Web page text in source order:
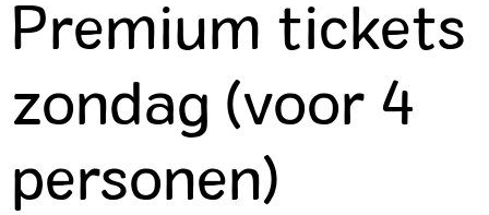
Premium tickets
zondag (voor 4
personen)